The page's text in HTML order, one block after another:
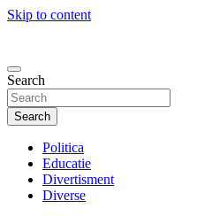
Skip to content
Search
Search
Politica
Educatie
Divertisment
Diverse